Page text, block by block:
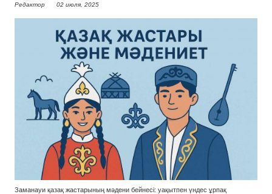
Редактор 02 июля, 2025
Заманауи қазақ жастарының мәдени бейнесі: уақытпен үндес ұрпақ